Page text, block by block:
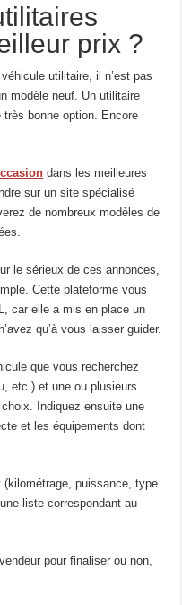
prix ?
utilitaire, il n’est pas
modèle neuf. Un utilitaire
très bonne option. Encore
dans les meilleures
sur un site spécialisé
de nombreux modèles de
le sérieux de ces annonces,
Cette plateforme vous
car elle a mis en place un
qu’à vous laisser guider.
que vous recherchez
etc.) et une ou plusieurs
Indiquez ensuite une
et les équipements dont
(kilométrage, puissance, type
liste correspondant au
pour finaliser ou non,